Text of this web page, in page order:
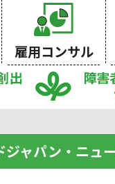
雇用コンサル
ジャパン・ニュ